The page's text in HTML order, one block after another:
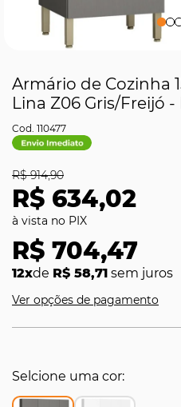
Armário de Cozinha
Lina Z06 Gris/Freijó
110477
R$ 634,02
R$ 914,90
R$ 704,47
12xde R$ 58,71 sem juros
Ver opções de pagamento
Selcione uma cor